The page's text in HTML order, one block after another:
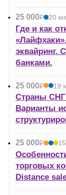
25 000Р
УБ.
20
Где и как
эквайринг.
банками.
25 000Р
УБ.
19
Страны СНГ
Варианты
25 000Р
УБ.
торговых
Distance